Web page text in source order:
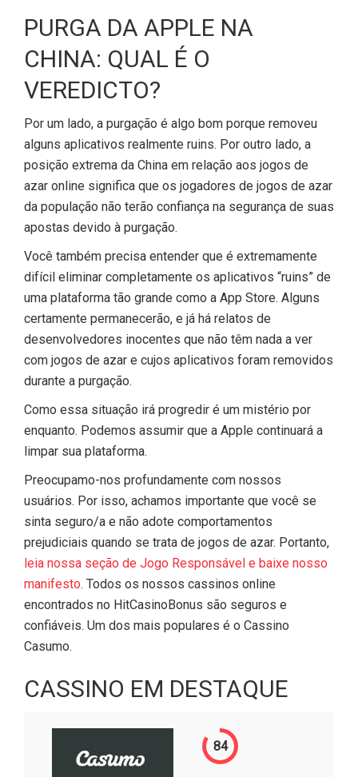
PURGA DA APPLE NA
CHINA: QUAL É O
VEREDICTO?
Por um lado, a purgação é algo bom porque removeu
alguns aplicativos realmente ruins. Por outro lado, a
posição extrema da China em relação aos jogos de
azar online significa que os jogadores de jogos de azar
da população não terão confiança na segurança de suas
apostas devido à purgação.
Você também precisa entender que é extremamente
difícil eliminar completamente os aplicativos “ruins” de
uma plataforma tão grande como a App Store. Alguns
certamente permanecerão, e já há relatos de
desenvolvedores inocentes que não têm nada a ver
com jogos de azar e cujos aplicativos foram removidos
durante a purgação.
Como essa situação irá progredir é um mistério por
enquanto. Podemos assumir que a Apple continuará a
limpar sua plataforma.
Preocupamo-nos profundamente com nossos
usuários. Por isso, achamos importante que você se
sinta seguro/a e não adote comportamentos
prejudiciais quando se trata de jogos de azar. Portanto,
leia nossa seção de Jogo Responsável e baixe nosso
manifesto. Todos os nossos cassinos online
encontrados no HitCasinoBonus são seguros e
confiáveis. Um dos mais populares é o Cassino
Casumo.
CASSINO EM DESTAQUE
84